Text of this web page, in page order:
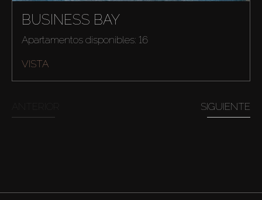
BUSINESS BAY
Apartamentos disponibles: 16
VISTA
SIGUIENTE